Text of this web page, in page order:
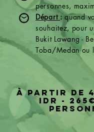
personnes,
Départ : quand
souhaitez, pour
Bukit Lawang -
Toba/Medan ou
à partir de
IDR -